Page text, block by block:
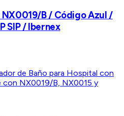
NX0019/B / Código Azul /
SIP / Ibernex